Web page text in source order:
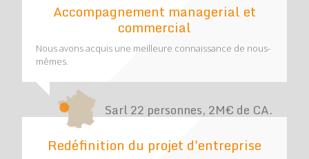
Accompagnement managerial et
commercial
Nous avons acquis une meilleure connaissance de nous-
mêmes.
Sarl 22 personnes, 2M€ de CA.
Redéfinition du projet d'entreprise